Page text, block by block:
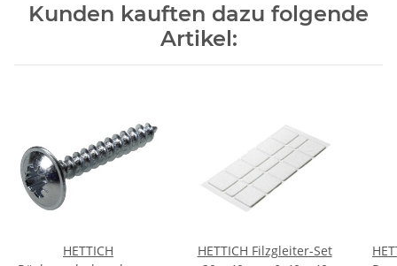
Kunden kauften dazu folgende
Artikel:
HETTICH
HETTICH Filzgleiter-Set